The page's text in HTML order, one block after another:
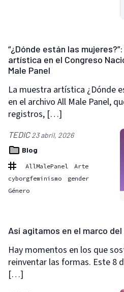
“¿Dónde están las
artística en el Congreso
Male Panel
La muestra artística ¿Dónde
en el archivo All Male Panel,
registros, […]
TEDIC23 abril, 2026
Blog
AllMalePanel
Arte
cyborgfeminismo
gender
Género
Así agitamos en el marco del
Hay momentos en los que
reinventar las formas. Este 8
[…]